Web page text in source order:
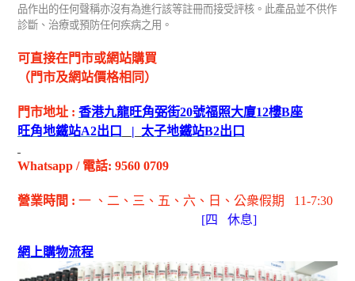
品作出的任何聲稱亦沒有為進行該等註冊而接受評核。此產品並不供作
診斷、治療或預防任何疾病之用。
可直接在門市或網站購買
（門市及網站價格相同）
門市地址 : 香港九龍旺角弼街20號福照大廈12樓B座
旺角地鐵站A2出 口 | 太子地鐵站B2出 口
Whatsapp / 電話: 9560 0709
營業時間 : 一 、二、三、五 、六 、日 、公衆假期
11-7:30
[四 休息]
網上購物流程